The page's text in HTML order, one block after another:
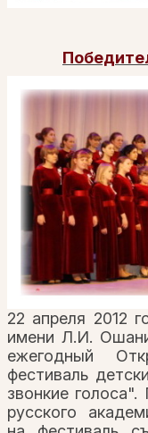
22 апреля 2012
имени Л.И.
ежегодный
фестиваль
звонкие
русского